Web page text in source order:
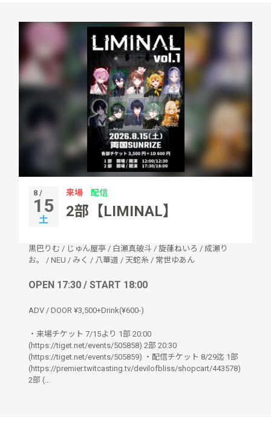
8 /
15
土
来場 配信
2部【LIMINAL】
黒巴りむ / じゅん屋亭 / 白瀬真破斗 / 旋葎ねいろ / 成瀬り
お。
/ NEU / みく / 八華道 / 天蛇糸 / 常世ゆあん
OPEN 17:30 / START 18:00
ADV / DOOR ¥3,500+Drink(¥600-)
・来場チケット 7/15より 1部 20:00
(https://tiget.net/events/505858) 2部 20:30
(https://tiget.net/events/505859) ・配信チケット 8/29迄 1部
(https://premier.twitcasting.tv/devilofbliss/shopcart/443578)
2部 (...